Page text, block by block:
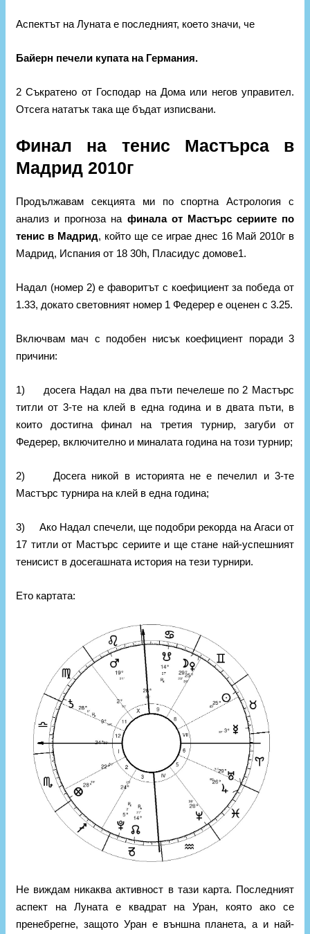
Аспектът на Луната е последният, което значи, че
Байерн печели купата на Германия.
2 Съкратено от Господар на Дома или негов управител.
Отсега нататък така ще бъдат изписвани.
Финал на тенис Мастърса в
Мадрид 2010г
Продължавам секцията ми по спортна Астрология с
анализ и прогноза на финала от Мастърс сериите по
тенис в Мадрид, който ще се играе днес 16 Май 2010г в
Мадрид, Испания от 18 30h, Пласидус домове1.
Надал (номер 2) е фаворитът с коефициент за победа от
1.33, докато световният номер 1 Федерер е оценен с 3.25.
Включвам мач с подобен нисък коефициент поради 3
причини:
1) досега Надал на два пъти печелеше по 2 Мастърс
титли от 3-те на клей в една година и в двата пъти, в
които достигна финал на третия турнир, загуби от
Федерер, включително и миналата година на този турнир;
2) Досега никой в историята не е печелил и 3-те
Мастърс турнира на клей в една година;
3) Ако Надал спечели, ще подобри рекорда на Агаси от
17 титли от Мастърс сериите и ще стане най-успешният
тенисист в досегашната история на тези турнири.
Ето картата:
Не виждам никаква активност в тази карта. Последният
аспект на Луната е квадрат на Уран, която ако се
пренебрегне, защото Уран е външна планета, а и най-